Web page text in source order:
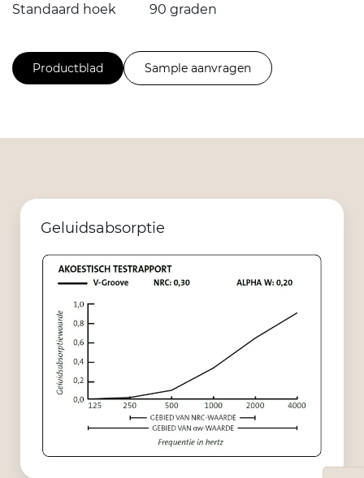
Standaard hoek
90 graden
Productblad Sample aanvragen
Geluidsabsorptie